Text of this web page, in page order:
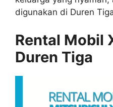
digunakan di Duren
Rental Mobil
Duren Tiga